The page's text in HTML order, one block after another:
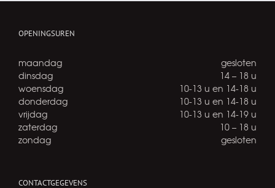
OPENINGSUREN
maandag
gesloten
dinsdag
14 – 18 u
woensdag
10-13 u en 14-18 u
donderdag
10-13 u en 14-18 u
vrijdag
10-13 u en 14-19 u
zaterdag
10 – 18 u
zondag
gesloten
CONTACTGEGEVENS